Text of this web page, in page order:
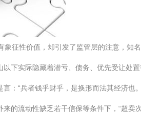
征性价值，却引发了监管层的注意，知
下实际隐藏着潜亏、债务、优先受让处
“兵者钱乎财乎，是换形而法其经济也
的流动性缺乏若干信保等条件下，“超卖